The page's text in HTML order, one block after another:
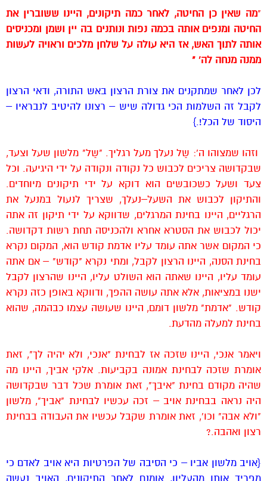
"מה שאין כן החיטה, לאחר כמה תיקונים, היינו ששוברין את
החיטה ומנפים אותה בכמה נפות ונותנים בה יין ושמן ומכניסים
אותה לתוך האש, אז היא עולה על שלחן מלכים וראויה לעשות
ממנה מנחה לה' "
לכן לאחר שמתקנים את צורת הרצון באש התורה, ודאי הרצון
לקבל זה השלמות הכי גדולה שיש – רצונו להיטיב לנבראיו –
היסוד של הכל!.}
וזהו שמצוהו ה': שַל נעלך מעל רגליך. "שַל" מלשון שעל וצעד,
שבקדושה צריכים לכבוש כל נקודה ונקודה על ידי היגיעה. וכל
צעד ושעל כשכובשים הוא דוקא על ידי תיקונים מיוחדים.
והתיקון לכבוש את השעל–נעלך, שצריך לנעול במנעל את
הרגליים, היינו בחינת המרגלים, שדווקא על ידי תיקון זה אתה
יכול לכבוש את הסטרא אחרא ולהכניסה תחת רשות דקדושה.
כי המקום אשר אתה עומד עליו אדמת קודש הוא, המקום נקרא
בחינת הסנה, היינו הרצון לקבל, ומתי נקרא "קודש" – אם אתה
עומד עליו, היינו שאתה הוא השולט עליו, היינו שהרצון לקבל
ישנו במציאות, אלא אתה עושה ההפך, ודווקא באופן כזה נקרא
קודש. "אדמת" מלשון דומם, היינו שעושה עצמו כבהמה, שהוא
בחינת למעלה מהדעת.
ויאמר אנכי, היינו שזכה אז לבחינת "אנכי, ולא יהיה לך", זאת
אומרת שזכה לבחינת אמונה בקביעות. אלקי אביך, היינו מה
שהיה מקודם בחינת "איבך", זאת אומרת שכל דבר שבקדושה
היה נראה בבחינת אויב – זכה עכשיו לבחינת "אביך", מלשון
"ולא אבה" וכו', זאת אומרת שקבל עכשיו את העבודה בבחינת
רצון ואהבה.?
{אויב מלשון אביו – כי הסיבה של הפרטיות היא אויב לאדם כי
מפריד אותו מהעליון, אומנם לאחר התיקונים, האויב נעשה